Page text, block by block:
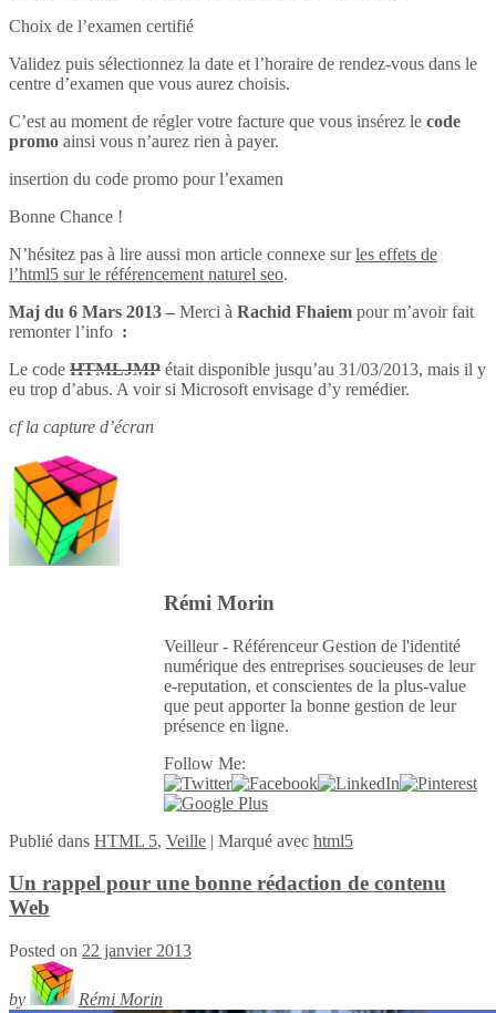
Choix de l’examen certifié
Validez puis sélectionnez la date et l’horaire de rendez-vous dans le
centre d’examen que vous aurez choisis.
C’est au moment de régler votre facture que vous insérez le code
promo ainsi vous n’aurez rien à payer.
insertion du code promo pour l’examen
Bonne Chance !
N’hésitez pas à lire aussi mon article connexe surles effets de
l’html5 sur le référencement naturel seo.
Maj du 6 Mars 2013 – Merci à Rachid Fhaiem pour m’avoir fait
remonter l’info :
Le code HTMLJMP était disponible jusqu’au 31/03/2013, mais il y
eu trop d’abus. A voir si Microsoft envisage d’y remédier.
cf la capture d’écran
Rémi Morin
Veilleur - Référenceur Gestion de l'identité
numérique des entreprises soucieuses de leur
e-reputation, et conscientes de la plus-value
que peut apporter la bonne gestion de leur
présence en ligne.
Follow Me:
Publié dans HTML 5, Veille | Marqué avec html5
Un rappel pour une bonne rédaction de contenu
Web
Posted on 22 janvier 2013
by Rémi Morin